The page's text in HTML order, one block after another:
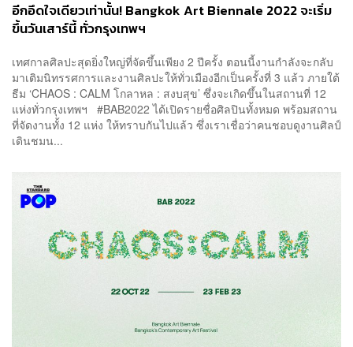
อีกอึดใจเดียวเท่านั้น! Bangkok Art Biennale 2022 จะเริ่ม
ขึ้นวันเสาร์นี้ ทั่วกรุงเทพฯ
เทศกาลศิลปะสุดยิ่งใหญ่ที่จัดขึ้นเพียง 2 ปีครั้ง ตอนนี้งานกำลังจะกลับ
มาเติมนิทรรศการและงานศิลปะให้ทั่วเมืองอีกเป็นครั้งที่ 3 แล้ว ภายใต้
ธีม ‘CHAOS : CALM โกลาหล : สงบสุข’ ซึ่งจะเกิดขึ้นในสถานที่ 12
แห่งทั่วกรุงเทพฯ #BAB2022 ได้เปิดรายชื่อศิลปินทั้งหมด พร้อมสถาน
ที่จัดงานทั้ง 12 แห่ง ให้ทราบกันไปแล้ว ซึ่งเราเชื่อว่าคนชอบดูงานศิลป์
เดินชมน...